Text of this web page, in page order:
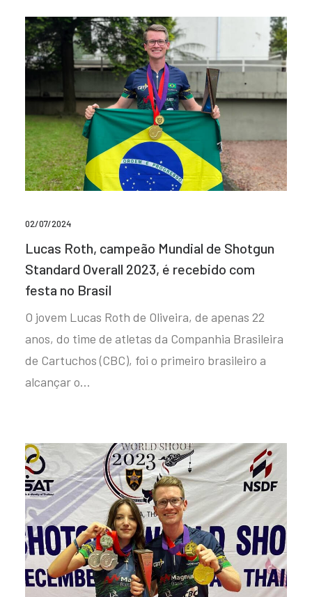
02/07/2024
Lucas Roth, campeão Mundial de Shotgun
Standard Overall 2023, é recebido com
festa no Brasil
O jovem Lucas Roth de Oliveira, de apenas 22
anos, do time de atletas da Companhia Brasileira
de Cartuchos (CBC), foi o primeiro brasileiro a
alcançar o…